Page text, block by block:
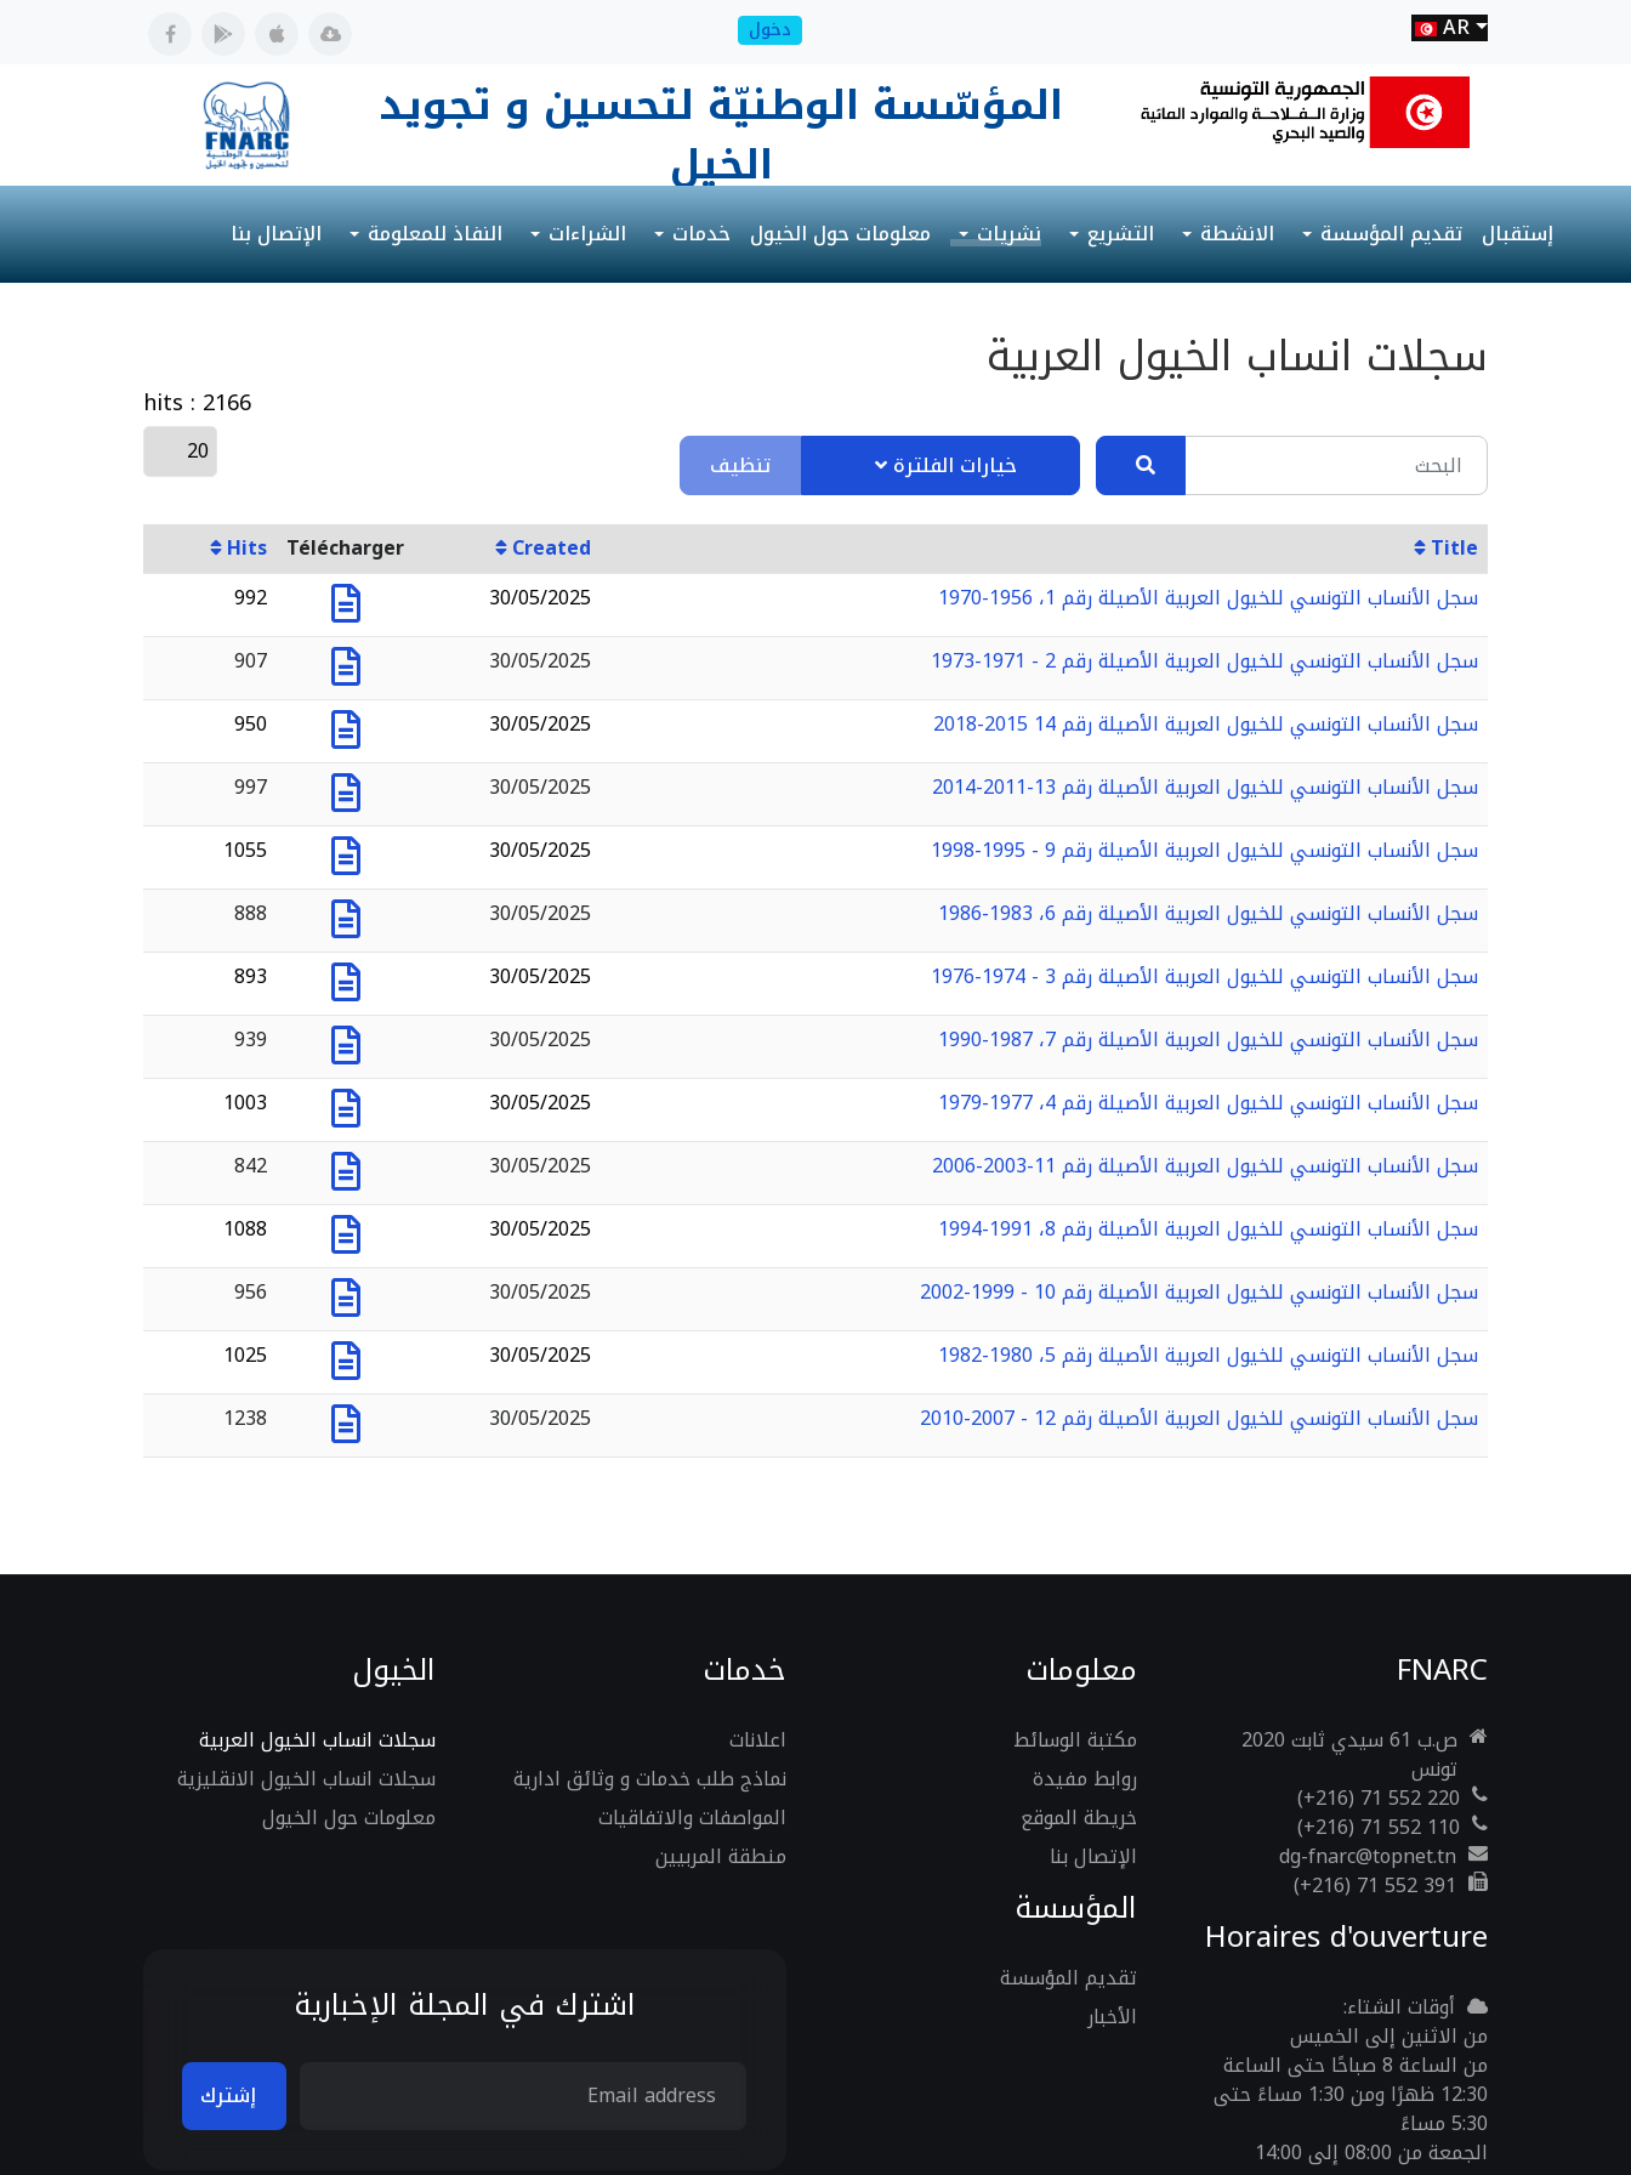
دخول AR
المؤسّسة الوطنيّة لتحسين و تجويد
الخيل
إستقبال تقديم المؤسسة الانشطة التشريع نشريات معلومات حول الخيول خدمات الشراءات النفاذ للمعلومة الإتصال بنا
سجلات انساب الخيول العربية
hits : 2166
خيارات الفلترة تنظيف
Title
Created
Télécharger
Hits
سجل الأنساب التونسي للخيول العربية الأصيلة رقم 1، 1956-1970
30/05/2025
992
سجل الأنساب التونسي للخيول العربية الأصيلة رقم 2 - 1971-1973
30/05/2025
907
سجل الأنساب التونسي للخيول العربية الأصيلة رقم 14 2015-2018
30/05/2025
950
سجل الأنساب التونسي للخيول العربية الأصيلة رقم 13-2011-2014
30/05/2025
997
سجل الأنساب التونسي للخيول العربية الأصيلة رقم 9 - 1995-1998
30/05/2025
1055
سجل الأنساب التونسي للخيول العربية الأصيلة رقم 6، 1983-1986
30/05/2025
888
سجل الأنساب التونسي للخيول العربية الأصيلة رقم 3 - 1974-1976
30/05/2025
893
سجل الأنساب التونسي للخيول العربية الأصيلة رقم 7، 1987-1990
30/05/2025
939
سجل الأنساب التونسي للخيول العربية الأصيلة رقم 4، 1977-1979
30/05/2025
1003
سجل الأنساب التونسي للخيول العربية الأصيلة رقم 11-2003-2006
30/05/2025
842
سجل الأنساب التونسي للخيول العربية الأصيلة رقم 8، 1991-1994
30/05/2025
1088
سجل الأنساب التونسي للخيول العربية الأصيلة رقم 10 - 1999-2002
30/05/2025
956
سجل الأنساب التونسي للخيول العربية الأصيلة رقم 5، 1980-1982
30/05/2025
1025
سجل الأنساب التونسي للخيول العربية الأصيلة رقم 12 - 2007-2010
30/05/2025
1238
FNARC
ص.ب 61 سيدي ثابت 2020
تونس
(+216) 71 552 220
(+216) 71 552 110
dg-fnarc@topnet.tn
(+216) 71 552 391
Horaires d'ouverture
أوقات الشتاء:
من الاثنين إلى الخميس
من الساعة 8 صباحًا حتى الساعة
12:30 ظهرًا ومن 1:30 مساءً حتى
5:30 مساءً
الجمعة من 08:00 إلى 14:00
معلومات
مكتبة الوسائط
روابط مفيدة
خريطة الموقع
الإتصال بنا
المؤسسة
تقديم المؤسسة
الأخبار
خدمات
اعلانات
نماذج طلب خدمات و وثائق ادارية
المواصفات والاتفاقيات
منطقة المربيين
الخيول
سجلات انساب الخيول العربية
سجلات انساب الخيول الانقليزية
معلومات حول الخيول
اشترك في المجلة الإخبارية